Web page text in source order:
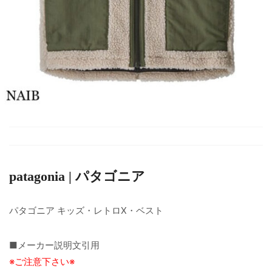
patagonia | パタゴニア
パタゴニア キッズ・レトロX・ベスト
■メーカー説明文引用
※ご注意下さい※